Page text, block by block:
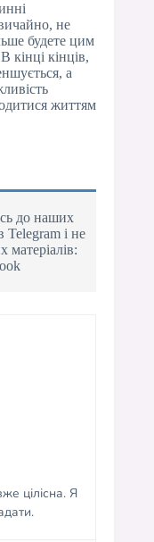
не
будете цим
кінці кінців,
а
життям
до наших
Telegram і не
матеріалів:
цілісна. Я